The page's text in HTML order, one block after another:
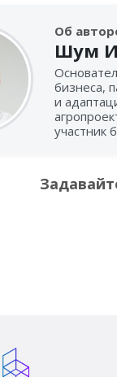
Об
Шум
бизнеса,
и
участник